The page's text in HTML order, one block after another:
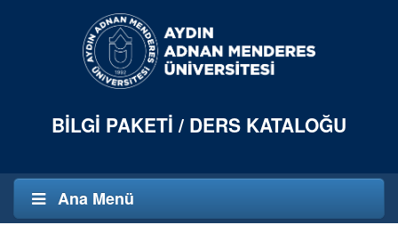
BILGI PAKETI / DERS KATALOĞU
Ana Menü